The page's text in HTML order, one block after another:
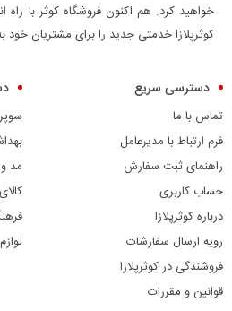
خواهید کرد. هم اکنون فروشگاه کوثر با راه
کوثرپلازا خدمتی جدید را برای مشتریان خود
دسترسی سریع
تماس با ما
فرم ارتباط با مدیرعامل
راهنمای ثبت سفارش
حساب کاربری
درباره کوثرپلازا
رویه ارسال سفارشات
فروشندگی در کوثرپلازا
قوانین و مقررات
مد